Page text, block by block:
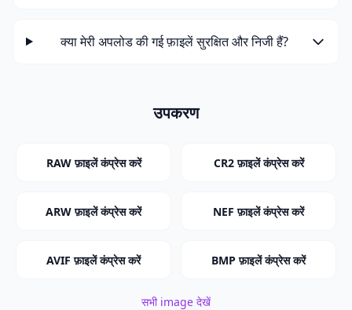
क्या मेरी अपलोड की गई फ़ाइलें सुरक्षित और निजी हैं?
उपकरण
RAW फ़ाइलें कंप्रेस करें CR2 फ़ाइलें कंप्रेस करें
ARW फ़ाइलें कंप्रेस करें NEF फ़ाइलें कंप्रेस करें
AVIF फ़ाइलें कंप्रेस करें BMP फ़ाइलें कंप्रेस करें
सभी image देखें